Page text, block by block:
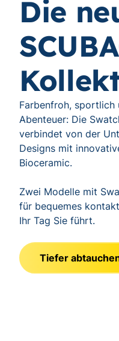
Die
Farbenfroh,
Abenteuer: Die
verbindet von der
Designs mit
Bioceramic.
Zwei Modelle mit
für bequemes
Ihr Tag Sie führt.
Tiefer